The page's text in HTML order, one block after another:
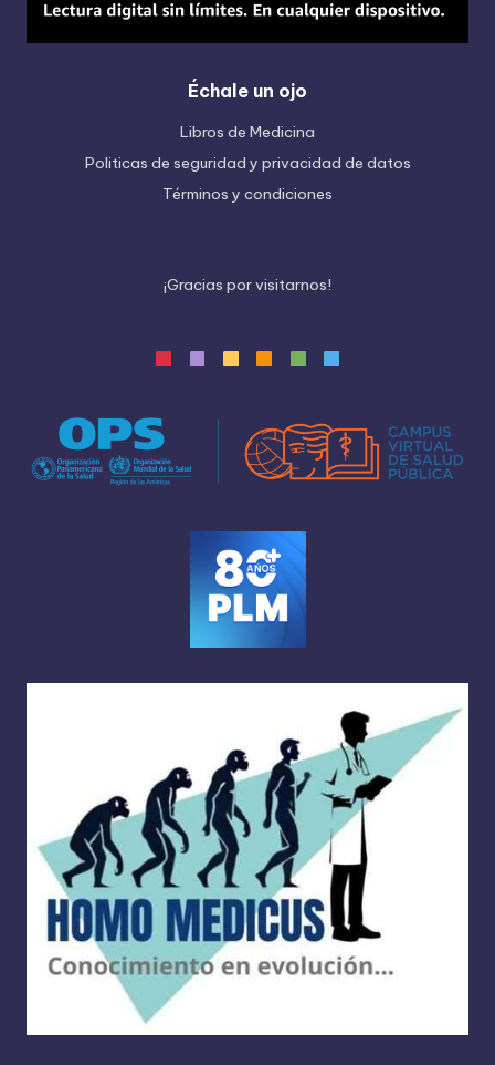
Échale un ojo
Libros de Medicina
Politicas de seguridad y privacidad de datos
Términos y condiciones
¡Gracias porvisitarnos!